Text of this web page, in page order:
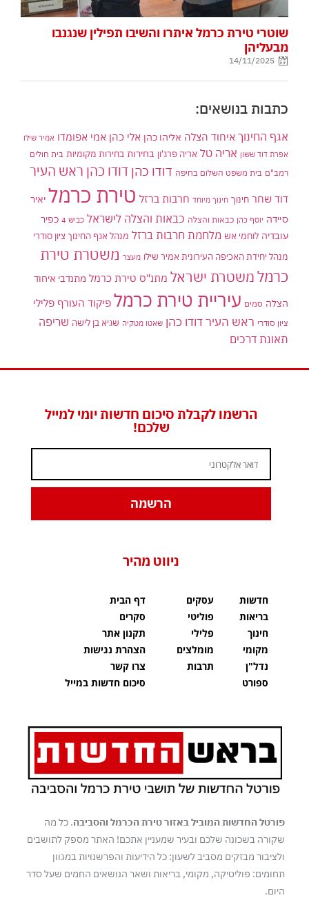
שוטרי טירת כרמל איתרו והשיבו תפילין שנגנבו
מבעליהן
14/11/2025
כתבות בנושאים:
אגף החינוך איחוד הצלה אליהו כהן אלי כהן אמי אפומדו אמיר שילו
אפרת דוד ששון אריה טל אריה פרג'ון בחירות בחירות מקומיות בית חולים
רמב"ם בית משפט השלום בחיפה דודו כהן דודו כהן ראש העיר
דוד שחר חינוך חינוך מיוחד חרבות ברזל טירת כרמל יאיר
סיידה יוסף כהן כבאות והצלה כבאות והצלה לישראל כביש 4
כפיר
עובדיה לוחמי אש מלחמת חרבות ברזל מנהל אגף החינוך ציון סודרי
מנהל יחידת האכיפה העירונית אמיר שילו מעצר משטרת טירת
כרמלמשטרת ישראל מתנ"ס טירת כרמל מתנדבי איחוד
הצלה סמים עיריית טירת כרמל פיקוד העורף פלילי
ציון סודרי ראש העיר דודו כהן שאטו מטקיה שגיא בן לישה שריפה
תאונת דרכים
הרשמו לקבלת סיכום חדשות יומי למייל
שלכם!
הרשמה
ניווט מהיר
חדשות
בריאות
חינוך
מקומי
נדל"ן
ספורט
עסקים
פוליטי
פלילי
מומלצים
תרבות
דף הבית
סקרים
תקנון אתר
הצהרת נגישות
צרו קשר
סיכום חדשות במייל
פורטל החדשות המוביל באזור טירת הכרמל והסביבה. כל מה
שקורה בשכונה שלכם ובעיר שמעניין אתכם! האתר מספק לתושבים
ולציבור מבזקים מסביב לשעון: כל הידיעות והפרשנויות במגוון
תחומים: פוליטיקה, מקומי, בריאות ושאר הנושאים החמים שעל סדר
היום.